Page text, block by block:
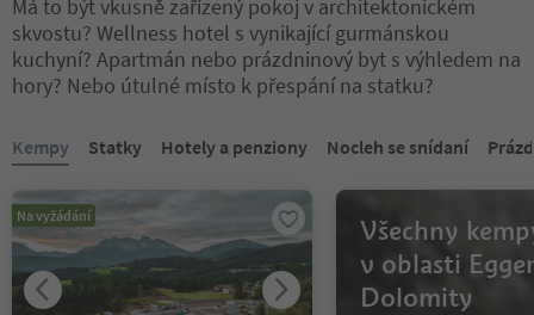
Má to být vkusně zařízený pokoj v architektonickém
skvostu? Wellness hotel s vynikající gurmánskou
kuchyní? Apartmán nebo prázdninový byt s výhledem na
hory? Nebo útulné místo k přespání na statku?
Nacházíte se na tabulkovém posuvníku. Vyberte kartu pro
Kempy Statky Hotely a penziony Nocleh se snídaní
Na vyžádání
Všechny
v oblasti
Dolomity